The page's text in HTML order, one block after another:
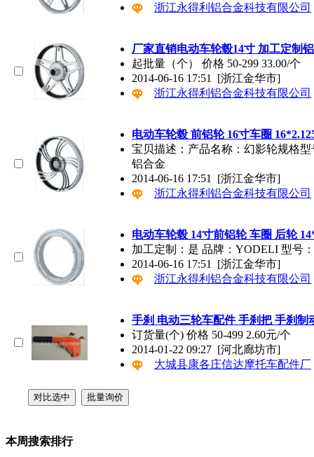
浙江永得利铝合金科技有限公司
厂家直销电动车轮毂14寸 加工定制
起批量（个） 价格 50-299 33.00/个
2014-06-16 17:51 [浙江金华市]
浙江永得利铝合金科技有限公司
电动车轮毂 前铝轮 16寸车圈
宝贝描述：产品名称：幻影轮规格型
铝合金
2014-06-16 17:51 [浙江金华市]
浙江永得利铝合金科技有限公司
电动车轮毂 14寸前铝轮 车圈 后轮
加工定制：是 品牌：YODELI 型号
2014-06-16 17:51 [浙江金华市]
浙江永得利铝合金科技有限公司
手刹 电动三轮车配件 手刹把 手刹制
订货量(个) 价格 50-499 2.60元/个
2014-01-22 09:27 [河北廊坊市]
大城县康各庄信达摩托车配件厂
本周搜索排行